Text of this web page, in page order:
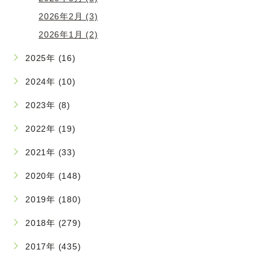
2026年2月 (3)
2026年1月 (2)
2025年 (16)
2024年 (10)
2023年 (8)
2022年 (19)
2021年 (33)
2020年 (148)
2019年 (180)
2018年 (279)
2017年 (435)